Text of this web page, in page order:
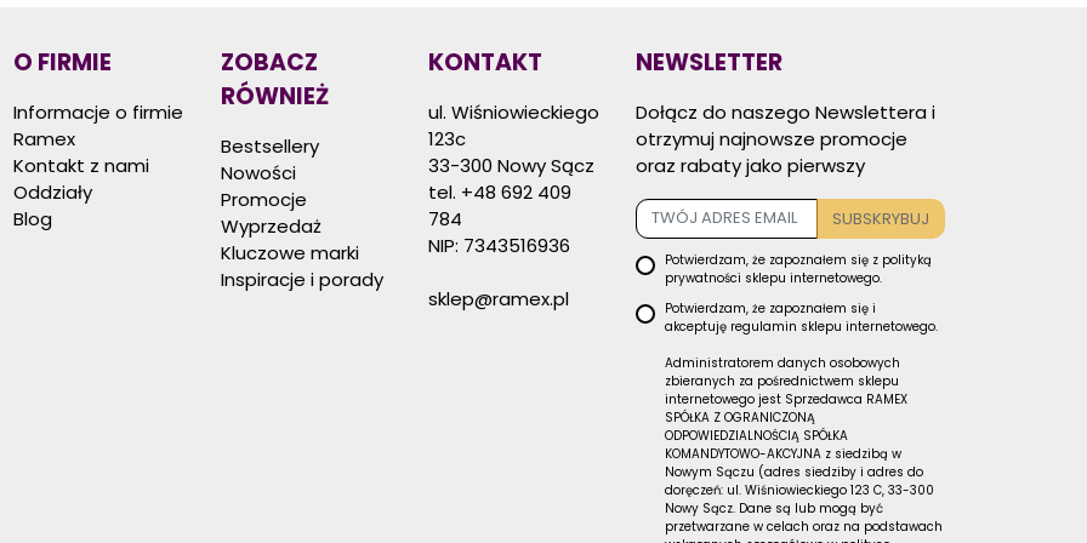
O FIRMIE
Informacje o firmie
Ramex
Kontakt z nami
Oddziały
Blog
ZOBACZ
RÓWNIEŻ
Bestsellery
Nowości
Promocje
Wyprzedaż
Kluczowe marki
Inspiracje i porady
KONTAKT
ul. Wiśniowieckiego
123c
33-300 Nowy Sącz
tel. +48 692 409
784
NIP: 7343516936
sklep@ramex.pl
NEWSLETTER
Dołącz do naszego Newslettera i
otrzymuj najnowsze promocje
oraz rabaty jako pierwszy
SUBSKRYBUJ
Potwierdzam, że zapoznałem się z polityką
prywatności sklepu internetowego.
Potwierdzam, że zapoznałem się i
akceptuję regulamin sklepu internetowego.
Administratorem danych osobowych
zbieranych za pośrednictwem sklepu
internetowego jest Sprzedawca RAMEX
SPÓŁKA Z OGRANICZONĄ
ODPOWIEDZIALNOŚCIĄ SPÓŁKA
KOMANDYTOWO-AKCYJNA z siedzibą w
Nowym Sączu (adres siedziby i adres do
doręczeń: ul. Wiśniowieckiego 123 C, 33-300
Nowy Sącz. Dane są lub mogą być
przetwarzane w celach oraz na podstawach